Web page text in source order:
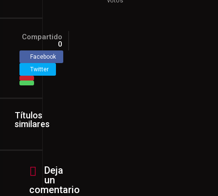
Compartido
0
Facebook
Twitter
Títulos
similares
Deja
un
comentario